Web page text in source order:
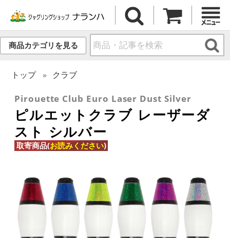
商品カテゴリを見る
トップ クラブ
Pirouette Club Euro Laser Dust Silver
ピルエットクラブ レーザーダ
スト シルバー
取寄商品(お読みください)